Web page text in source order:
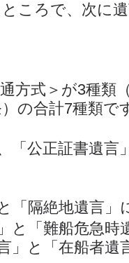
ころで、次に
方式＞が3種類
の合計7種類で
「公正証書遺言
「隔絶地遺言」
と「難船危急時
」と「在船者遺